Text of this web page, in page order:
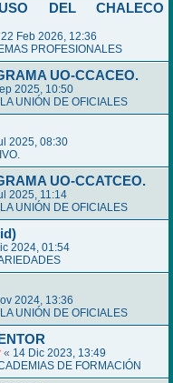
DEL CHALECO
22 Feb 2026, 12:36
PROFESIONALES
UO-CCACEO.
2025, 10:50
UNIÓN DE OFICIALES
2025, 08:30
UO-CCATCEO.
2025, 11:14
UNIÓN DE OFICIALES
2024, 01:54
2024, 13:36
UNIÓN DE OFICIALES
« 14 Dic 2023, 13:49
DE FORMACIÓN